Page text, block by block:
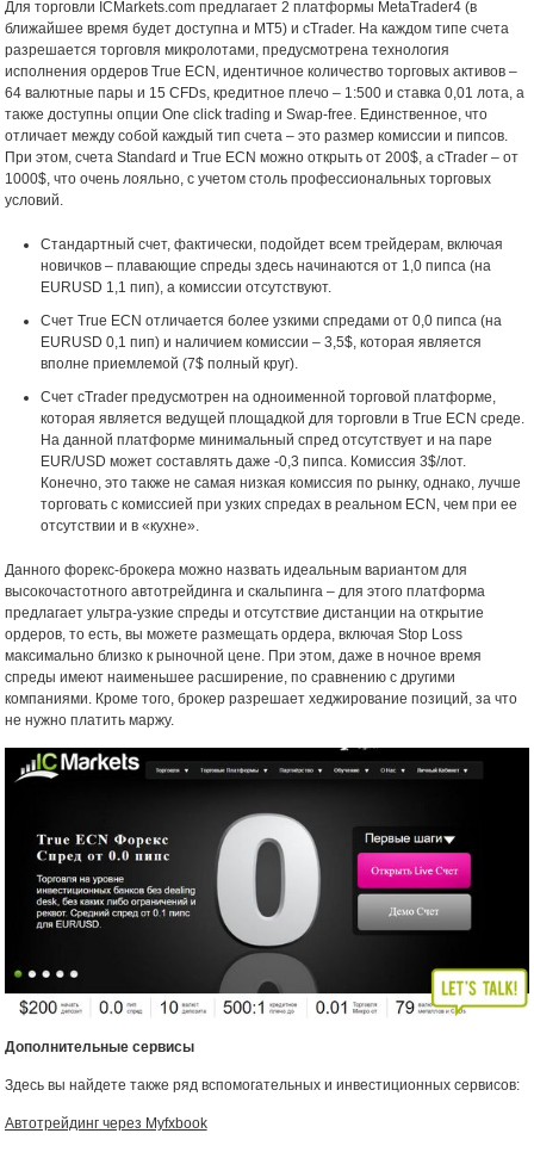
Для торговли ICMarkets.com предлагает 2 платформы MetaTrader4 (в
ближайшее время будет доступна и МТ5) и cTrader. На каждом типе счета
разрешается торговля микролотами, предусмотрена технология
исполнения ордеров True ECN, идентичное количество торговых активов –
64 валютные пары и 15 CFDs, кредитное плечо – 1:500 и ставка 0,01 лота, а
также доступны опции One click trading и Swap-free. Единственное, что
отличает между собой каждый тип счета – это размер комиссии и пипсов.
При этом, счета Standard и True ECN можно открыть от 200$, а cTrader – от
1000$, что очень лояльно, с учетом столь профессиональных торговых
условий.
Стандартный счет, фактически, подойдет всем трейдерам, включая
новичков – плавающие спреды здесь начинаются от 1,0 пипса (на
EURUSD 1,1 пип), а комиссии отсутствуют.
Счет Truе ECN отличается более узкими спредами от 0,0 пипса (на
EURUSD 0,1 пип) и наличием комиссии – 3,5$, которая является
вполне приемлемой (7$ полный круг).
Счет cTrader предусмотрен на одноименной торговой платформе,
которая является ведущей площадкой для торговли в True ECN среде.
На данной платформе минимальный спред отсутствует и на паре
EUR/USD может составлять даже -0,3 пипса. Комиссия 3$/лот.
Конечно, это также не самая низкая комиссия по рынку, однако, лучше
торговать с комиссией при узких спредах в реальном ECN, чем при ее
отсутствии и в «кухне».
Данного форекс-брокера можно назвать идеальным вариантом для
высокочастотного автотрейдинга и скальпинга – для этого платформа
предлагает ультра-узкие спреды и отсутствие дистанции на открытие
ордеров, то есть, вы можете размещать ордера, включая Stop Loss
максимально близко к рыночной цене. При этом, даже в ночное время
спреды имеют наименьшее расширение, по сравнению с другими
компаниями. Кроме того, брокер разрешает хеджирование позиций, за что
не нужно платить маржу.
Дополнительные сервисы
Здесь вы найдете также ряд вспомогательных и инвестиционных сервисов:
Автотрейдинг через Myfxbook